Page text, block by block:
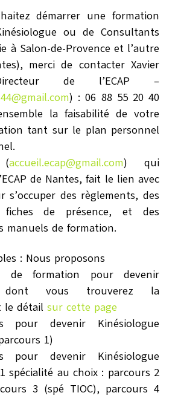
démarrer une formation
ou de Consultants
à Salon-de-Provence et l’autre
merci de contacter Xavier
de l’ECAP –
) : 06 88 55 20 40
la faisabilité de votre
tant sur le plan personnel
(accueil.ecap@gmail.com) qui
de Nantes, fait le lien avec
s’occuper des règlements, des
fiches de présence, et des
manuels de formation.
: Nous proposons
formation pour devenir
dont vous trouverez la
le détail sur cette page
pour devenir Kinésiologue
1)
pour devenir Kinésiologue
spécialité au choix : parcours 2
3 (spé TIOC), parcours 4